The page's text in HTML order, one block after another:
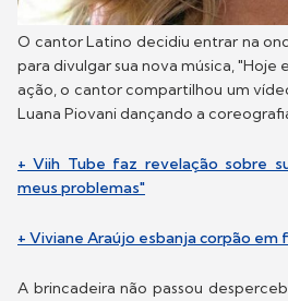
O cantor Latino decidiu entrar na
para divulgar sua nova música, "Hoje
ação, o cantor compartilhou um
Luana Piovani dançando a
+ Viih Tube faz revelação sobre
meus problemas"
+ Viviane Araújo esbanja corpão em
A brincadeira não passou